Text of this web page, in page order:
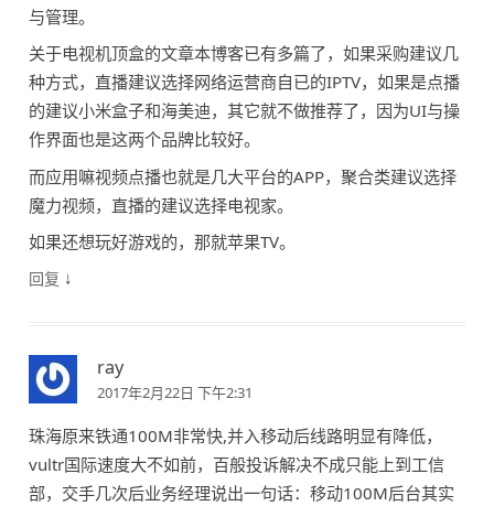
与管理。
关于电视机顶盒的文章本博客已有多篇了，如果采购建议几
种方式，直播建议选择网络运营商自已的IPTV，如果是点播
的建议小米盒子和海美迪，其它就不做推荐了，因为UI与操
作界面也是这两个品牌比较好。
而应用嘛视频点播也就是几大平台的APP，聚合类建议选择
魔力视频，直播的建议选择电视家。
如果还想玩好游戏的，那就苹果TV。
回复 ↓
ray
2017年2月22日 下午2:31
珠海原来铁通100M非常快,并入移动后线路明显有降低，
vultr国际速度大不如前，百般投诉解决不成只能上到工信
部，交手几次后业务经理说出一句话：移动100M后台其实